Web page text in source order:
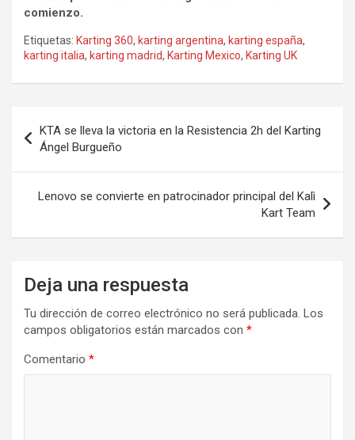
comienzo.
Etiquetas: Karting 360, karting argentina, karting españa,
karting italia, karting madrid, Karting Mexico, Karting UK
de
entradas
KTA se lleva la victoria en la Resistencia 2h del Karting
Ángel Burgueño
Lenovo se convierte en patrocinador principal del Kalì
Kart Team
Deja una respuesta
Tu dirección de correo electrónico no será publicada. Los
campos obligatorios están marcados con *
Comentario *